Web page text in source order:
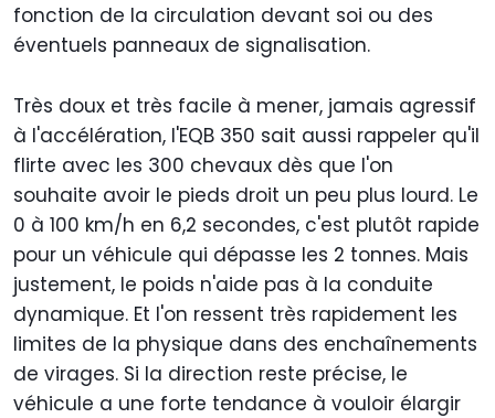
fonction de la circulation devant soi ou des
éventuels panneaux de signalisation.
Très doux et très facile à mener, jamais agressif
à l'accélération, l'EQB 350 sait aussi rappeler qu'il
flirte avec les 300 chevaux dès que l'on
souhaite avoir le pieds droit un peu plus lourd. Le
0 à 100 km/h en 6,2 secondes, c'est plutôt rapide
pour un véhicule qui dépasse les 2 tonnes. Mais
justement, le poids n'aide pas à la conduite
dynamique. Et l'on ressent très rapidement les
limites de la physique dans des enchaînements
de virages. Si la direction reste précise, le
véhicule a une forte tendance à vouloir élargir